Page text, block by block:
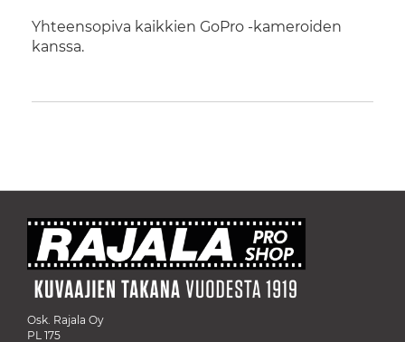
Yhteensopiva kaikkien GoPro -kameroiden
kanssa.
Osk. Rajala Oy
PL 175